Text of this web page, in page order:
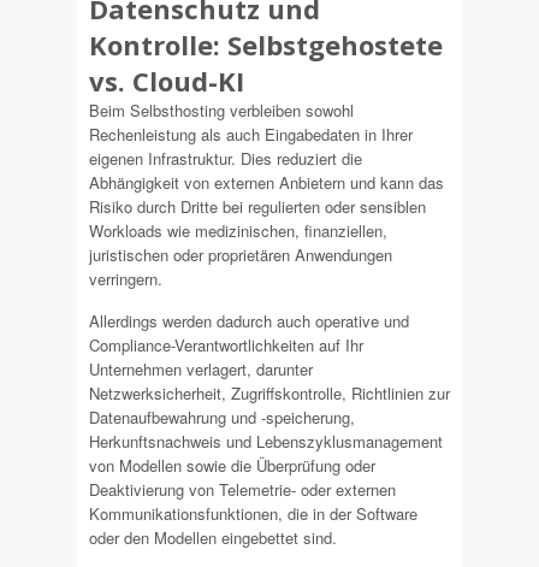
Datenschutz und
Kontrolle: Selbstgehostete
vs. Cloud-KI
Beim Selbsthosting verbleiben sowohl
Rechenleistung als auch Eingabedaten in Ihrer
eigenen Infrastruktur. Dies reduziert die
Abhängigkeit von externen Anbietern und kann das
Risiko durch Dritte bei regulierten oder sensiblen
Workloads wie medizinischen, finanziellen,
juristischen oder proprietären Anwendungen
verringern.
Allerdings werden dadurch auch operative und
Compliance-Verantwortlichkeiten auf Ihr
Unternehmen verlagert, darunter
Netzwerksicherheit, Zugriffskontrolle, Richtlinien zur
Datenaufbewahrung und -speicherung,
Herkunftsnachweis und Lebenszyklusmanagement
von Modellen sowie die Überprüfung oder
Deaktivierung von Telemetrie- oder externen
Kommunikationsfunktionen, die in der Software
oder den Modellen eingebettet sind.